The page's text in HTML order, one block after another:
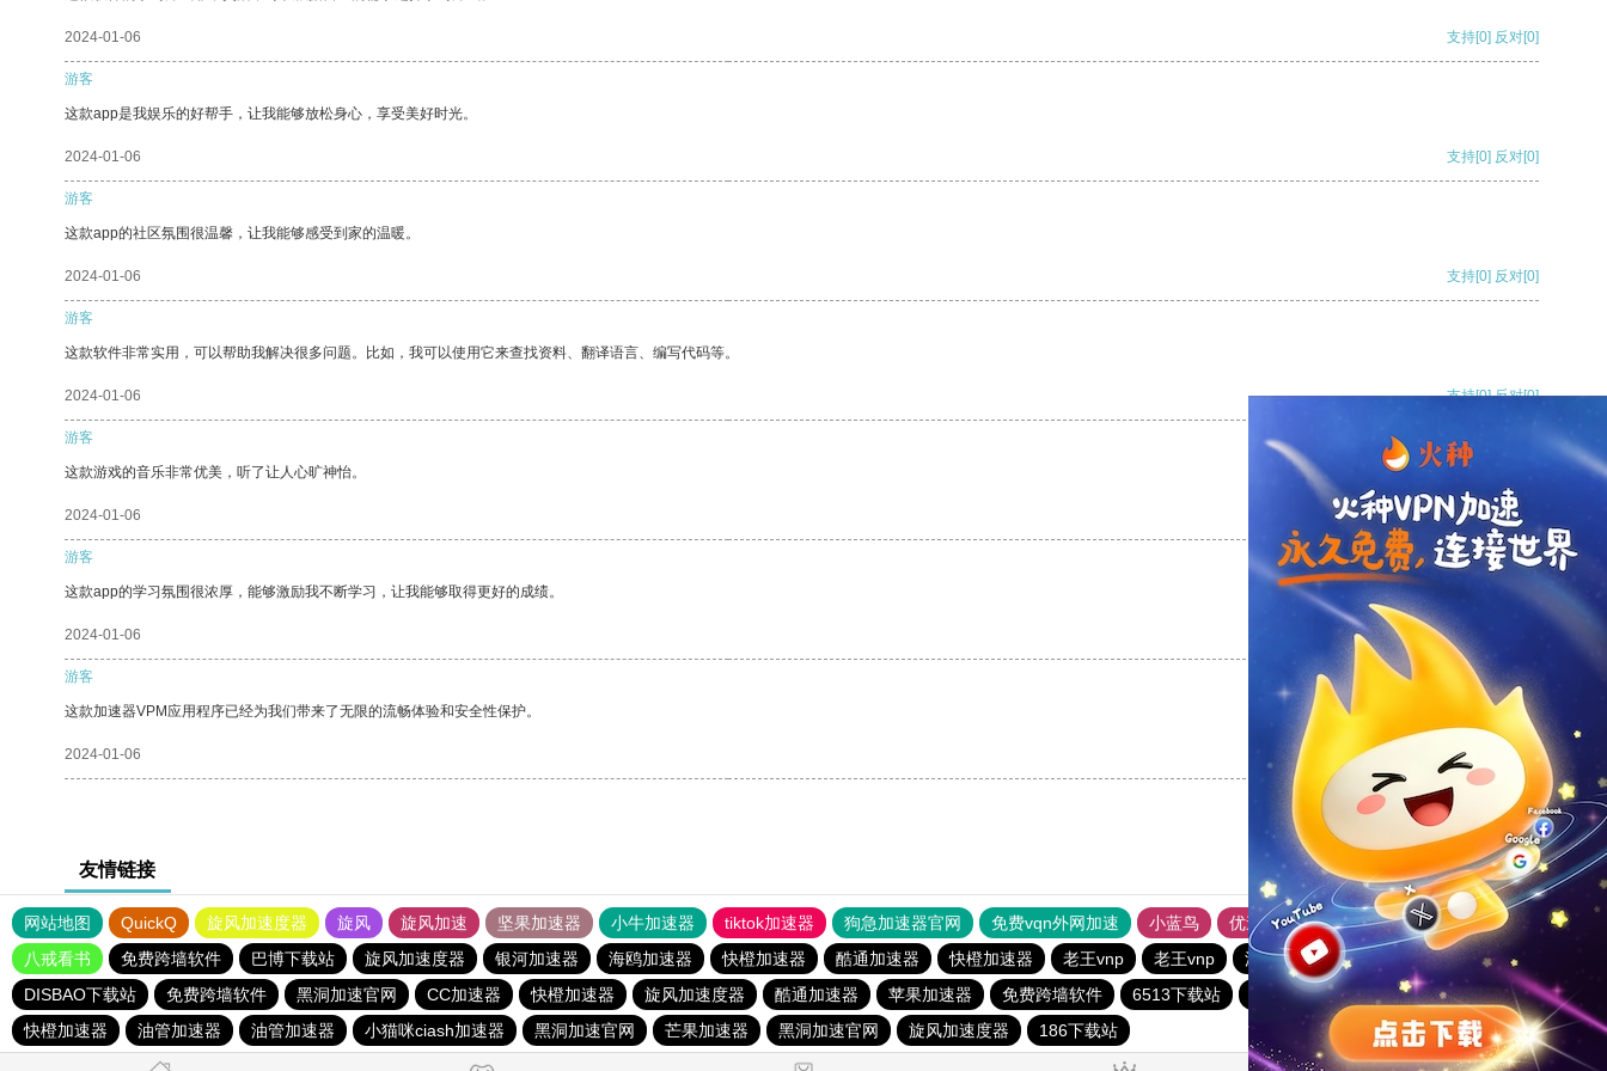
2024-01-06 支持[0] 反对[0]
游客
这款app是我娱乐的好帮手，让我能够放松身心，享受美好时光。
2024-01-06 支持[0] 反对[0]
游客
这款app的社区氛围很温馨，让我能够感受到家的温暖。
2024-01-06 支持[0] 反对[0]
游客
这款软件非常实用，可以帮助我解决很多问题。比如，我可以使用它来查找资料、翻译语言、编写代码等。
2024-01-06 支持[0] 反对[0]
游客
这款游戏的音乐非常优美，听了让人心旷神怡。
2024-01-06 支持[0] 反对
游客
这款app的学习氛围很浓厚，能够激励我不断学习，让我能够取得更好的成绩。
2024-01-06 支持
游客
这款加速器VPM应用程序已经为我们带来了无限的流畅体验和安全性保护。
2024-01-06 支持 反对
友情链接
网站地图 QuickQ 旋风加速度器 旋风 旋风加速 坚果加速器 小牛加速器 tiktok加速器 狗急加速器官网 免费vqn外网加速 小蓝鸟 优途加速器官网 风驰加速器
旋风加速器
八戒看书
免费跨墙软件 巴博下载站 旋风加速度器 银河加速器 海鸥加速器 快橙加速器 酷通加速器 快橙加速器 老王vnp 老王vnp 油管加速器
西柚加速器
DISBAO下载站
免费跨墙软件 黑洞加速官网 CC加速器 快橙加速器 旋风加速度器 酷通加速器 苹果加速器 免费跨墙软件 6513下载站 一起扶墙下载站 CHK下载站
quickq
快橙加速器
油管加速器 油管加速器 小猫咪ciash加速器 黑洞加速官网 芒果加速器 黑洞加速官网 旋风加速度器 186下载站